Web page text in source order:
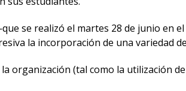
se realizó el martes 28 de junio en
la incorporación de una variedad
organización (tal como la utilización